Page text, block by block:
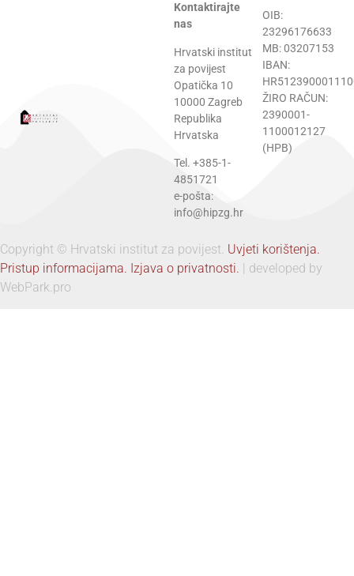
Kontaktirajte
nas
Hrvatski institut
za povijest
Opatička 10
10000 Zagreb
Republika
Hrvatska
Tel. +385-1-
4851721
e-pošta:
info@hipzg.hr
OIB:
23296176633
MB: 03207153
IBAN:
ŽIRO RAČUN:
2390001-
1100012127
(HPB)
Copyright © Hrvatski institut za povijest. Uvjeti korištenja.
Pristup informacijama. Izjava o privatnosti. | developed by
WebPark.pro